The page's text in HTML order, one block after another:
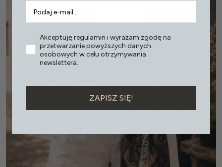
Akceptuję regulamin i wyrażam zgodę na
przetwarzanie powyższych danych
osobowych w celu otrzymywania
newslettera.
ZAPISZ SIĘ!